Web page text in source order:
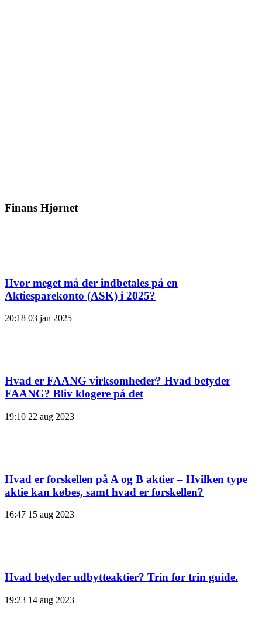
Finans Hjørnet
Hvor meget må der indbetales på en
Aktiesparekonto (ASK) i 2025?
20:18 03 jan 2025
Hvad er FAANG virksomheder? Hvad betyder
FAANG? Bliv klogere på det
19:10 22 aug 2023
Hvad er forskellen på A og B aktier – Hvilken type
aktie kan købes, samt hvad er forskellen?
16:47 15 aug 2023
Hvad betyder udbytteaktier? Trin for trin guide.
19:23 14 aug 2023